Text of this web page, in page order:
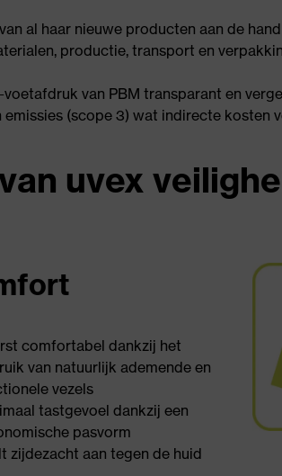
al haar nieuwe producten aan de
productie, transport en
voetafdruk van PBM transparant en
emissies (scope 3) wat indirecte kosten
uvex
comfortabel dankzij het
van natuurlijk ademende en
vezels
tastgevoel dankzij een
pasvorm
zijdezacht aan tegen de huid